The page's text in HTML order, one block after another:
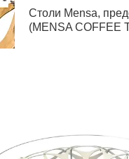
Столи Mensa,
(MENSA COFFEE